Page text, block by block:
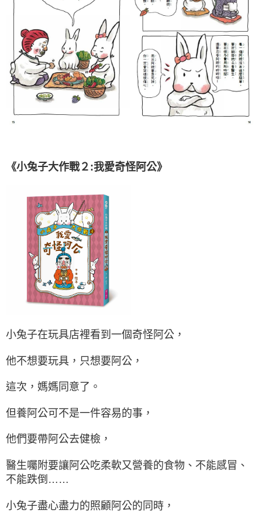
《小兔子大作戰２:我愛奇怪阿公》
小兔子在玩具店裡看到一個奇怪阿公，
他不想要玩具，只想要阿公，
這次，媽媽同意了。
但養阿公可不是一件容易的事，
他們要帶阿公去健檢，
醫生囑附要讓阿公吃柔軟又營養的食物、不能感冒、
不能跌倒……
小兔子盡心盡力的照顧阿公的同時，